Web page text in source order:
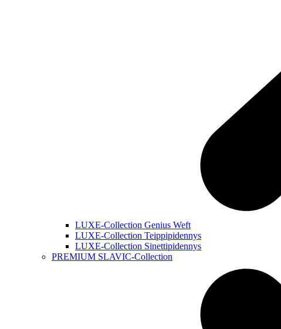
LUXE-Collection Genius Weft
LUXE-Collection Teippipidennys
LUXE-Collection Sinettipidennys
PREMIUM SLAVIC-Collection